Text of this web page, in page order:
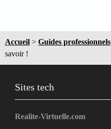
Accueil > Guides professionnels
savoir !
Sites tech
Realite-Virtuelle.com